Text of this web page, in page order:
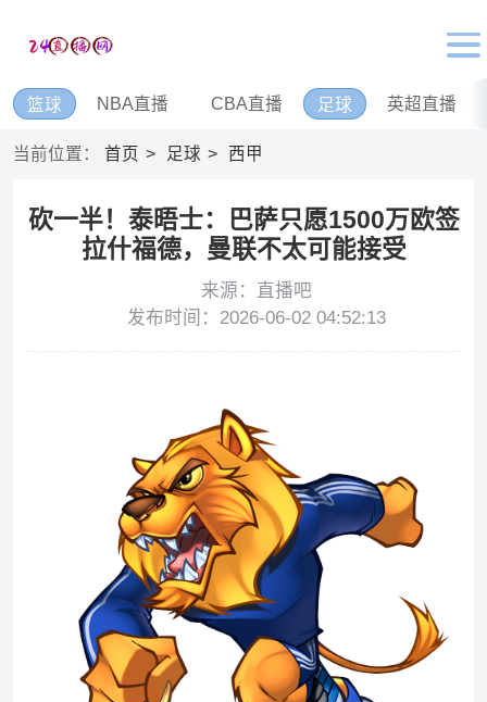
篮球 NBA直播 CBA直播 足球 英超直播
当前位置： 首页 足球 西甲
砍一半！泰晤士：巴萨只愿1500万欧签
拉什福德，曼联不太可能接受
来源：直播吧
发布时间：2026-06-02 04:52:13